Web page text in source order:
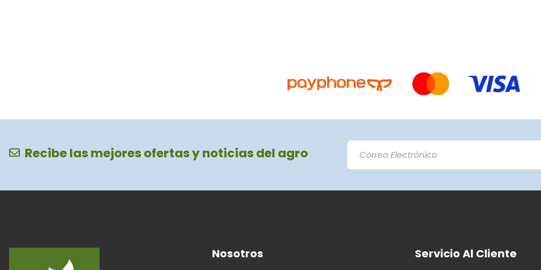
Recibe las mejores ofertas y noticias del agro
Nosotros Servicio Al Cliente